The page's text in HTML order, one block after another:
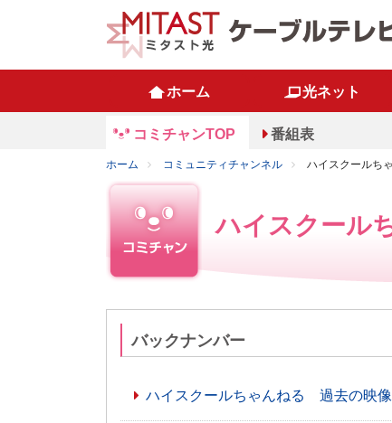
ホーム 光ネット
コミチャンTOP 番組表
ホーム コミュニティチャンネル ハイスクールち
ハイスクール
バックナンバー
ハイスクールちゃんねる 過去の映